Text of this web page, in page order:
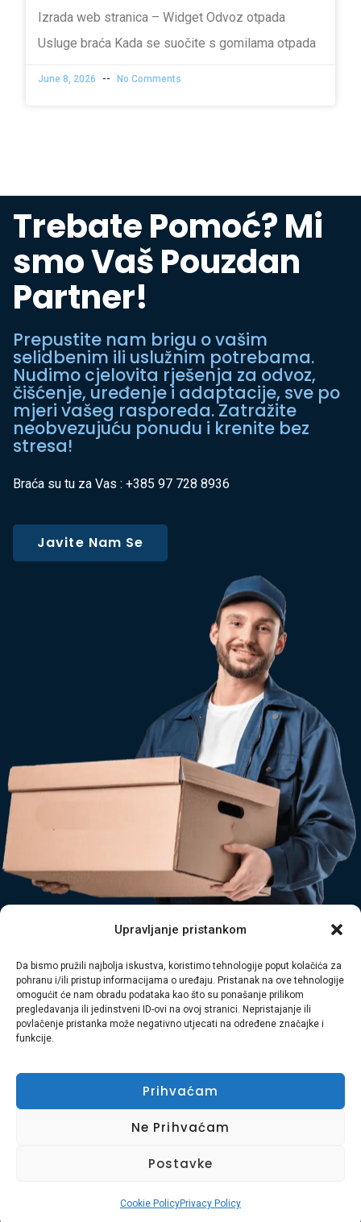
Upravljanje pristankom
Da bismo pružili najbolja iskustva, koristimo tehnologije poput kolačića za
pohranu i/ili pristup informacijama o uređaju. Pristanak na ove tehnologije
omogućit će nam obradu podataka kao što su ponašanje prilikom
pregledavanja ili jedinstveni ID-ovi na ovoj stranici. Nepristajanje ili
povlačenje pristanka može negativno utjecati na određene značajke i
funkcije.
Prihvaćam
Ne Prihvaćam
Postavke
Cookie PolicyPrivacy Policy
Izrada web stranica – Widget Odvoz otpada
Usluge braća Kada se suočite s gomilama otpada
June 8, 2026 No Comments
Trebate Pomoć? Mi
smo Vaš Pouzdan
Partner!
Prepustite nam brigu o vašim
selidbenim ili uslužnim potrebama.
Nudimo cjelovita rješenja za odvoz,
čišćenje, uređenje i adaptacije, sve po
mjeri vašeg rasporeda. Zatražite
neobvezujuću ponudu i krenite bez
stresa!
Braća su tu za Vas : +385 97 728 8936
Javite Nam Se
Tagged Čišćenje Odvoz glomaznog otpada Odvoz Otpada
Odvoz šute, Primorsko-goranska županija,Rijeka
O NamaNaše Usluge
Uvjeti Korištenja